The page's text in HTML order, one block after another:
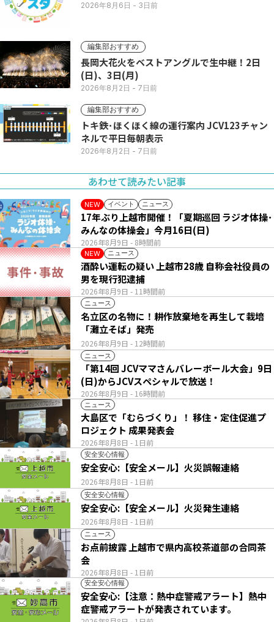
2026年8月6日 - 3日前
編集部おすすめ
長岡大花火をベストアングルで生中継！2日
(日)、3日(月)
2026年8月2日 - 7日前
編集部おすすめ
トキ鉄･ほくほく線の運行案内 JCV123チャン
ネルで平日毎朝表示
2026年8月2日 - 7日前
あわせて読みたい記事
NEW イベント ニュース
2026年8月9日 - 8時間前
17年ぶり上越市開催！「夏期巡回 ラジオ体操･
みんなの体操会」今月16日(日)
NEW ニュース
2026年8月9日 - 11時間前
酒酔い運転の疑い 上越市28歳 自称会社役員の
男を現行犯逮捕
ニュース
2026年8月9日 - 12時間前
名立区の名物に！耕作放棄地を再生して栽培
「灘立そば」発売
ニュース
2026年8月9日 - 16時間前
「第14回 JCVママさんバレーボール大会」9日
(日)からJCVスペシャルで放送！
ニュース
2026年8月8日 - 1日前
大島区で「むらづくり」！ 移住・定住促進プ
ロジェクト 成果発表会
安全安心情報
2026年8月8日 - 1日前
安全安心:【安全メール】火災誤報連絡
安全安心情報
2026年8月8日 - 1日前
安全安心:【安全メール】火災発生連絡
ニュース
2026年8月8日 - 1日前
お点前披露 上越市で県内高校茶道部の合同茶
会
安全安心情報
安全安心:【注意：熱中症警戒アラート】熱中
症警戒アラートが発表されています。